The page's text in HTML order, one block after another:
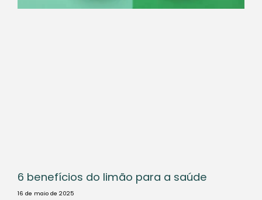
6 benefícios do limão para a saúde
16 de maio de 2025